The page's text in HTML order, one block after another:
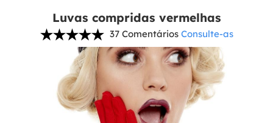
Luvas compridas vermelhas
37 Comentários Consulte-as